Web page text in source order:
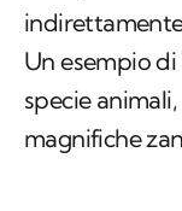
Un esempio
specie
magnifiche